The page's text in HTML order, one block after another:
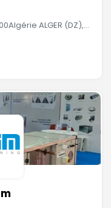
ALGER (DZ), Alger, Algérie